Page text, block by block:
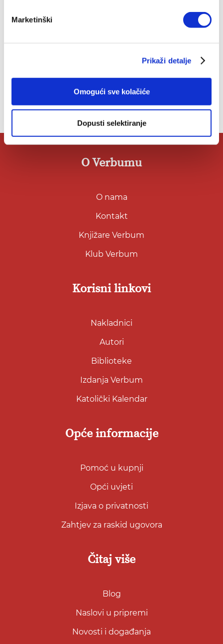
Marketinški
Prikaži detalje
Omogući sve kolačiće
Dopusti selektiranje
O Verbumu
O nama
Kontakt
Knjižare Verbum
Klub Verbum
Korisni linkovi
Nakladnici
Autori
Biblioteke
Izdanja Verbum
Katolički Kalendar
Opće informacije
Pomoć u kupnji
Opći uvjeti
Izjava o privatnosti
Zahtjev za raskid ugovora
Čitaj više
Blog
Naslovi u pripremi
Novosti i događanja